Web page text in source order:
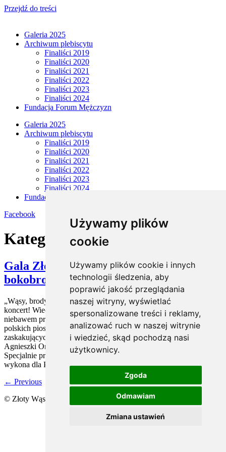
Używamy plików
cookie
Używamy plików cookie i innych
technologii śledzenia, aby
poprawić jakość przeglądania
naszej witryny, wyświetlać
spersonalizowane treści i reklamy,
analizować ruch w naszej witrynie
i wiedzieć, skąd pochodzą nasi
użytkownicy.
Zgoda
Odmawiam
Zmiana ustawień
Przejdź do treści
Galeria 2025
Archiwum plebiscytu
Finaliści 2019
Finaliści 2020
Finaliści 2021
Finaliści 2022
Finaliści 2023
Finaliści 2024
Fundacja Forum Mężczyzn
Galeria 2025
Archiwum plebiscytu
Finaliści 2019
Finaliści 2020
Finaliści 2021
Finaliści 2022
Finaliści 2023
Finaliści 2024
Fundacja Forum Mężczyzn
Facebook
Kategoria:aktualności
Gala Złotego Wąsa „Wąsy, brody,
bokobrody- koncertowo!”
„Wąsy, brody, bokobrody- koncertowo! Zapraszamy na wyjątkowy
koncert! Wieczór, który połączy muzykę, śpiew i… zarost! Już
niebawem przeniesiemy Państwa w świat znanych i lubianych
polskich piosenek – w zupełnie nowych, poruszających, a czasem
zaskakujących aktorskich interpretacjach: Alicji Kalinowskiej,
Agnieszki Oryńskiej, Artura Caturiana i Macieja Maciejewskiego.
Specjalnie przygotowane na ten wieczór aranżacje muzyczne
wykona dla Państwa […]
← Previous
© Złoty Wąs 2025 | All rights reserved.